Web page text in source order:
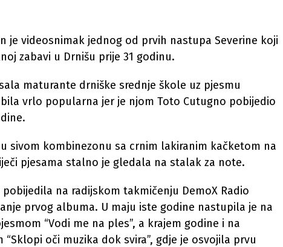
je videosnimak jednog od prvih nastupa Severine koji
zabavi u Drnišu prije 31 godinu.
maturante drniške srednje škole uz pjesmu
bila vrlo popularna jer je njom Toto Cutugno pobijedio
sivom kombinezonu sa crnim lakiranim kačketom na
pjesama stalno je gledala na stalak za note.
na radijskom takmičenju DemoX Radio
prvog albuma. U maju iste godine nastupila je na
“Vodi me na ples”, a krajem godine i na
“Sklopi oči muzika dok svira”, gdje je osvojila prvu